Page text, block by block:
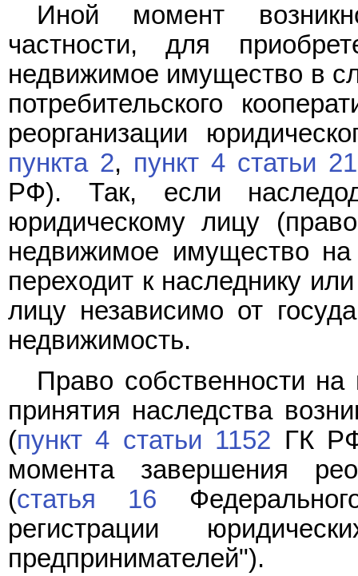
Иной момент
частности, для
недвижимое имущество в
потребительского
реорганизации
пункта 2, пункт 4 статьи
РФ). Так, если
юридическому лицу
недвижимое имущество на
переходит к наследнику
лицу независимо от
недвижимость.
Право собственности
принятия наследства
(пункт 4 статьи 1152 ГК
момента завершения
(статья 16
регистрации
предпринимателей").